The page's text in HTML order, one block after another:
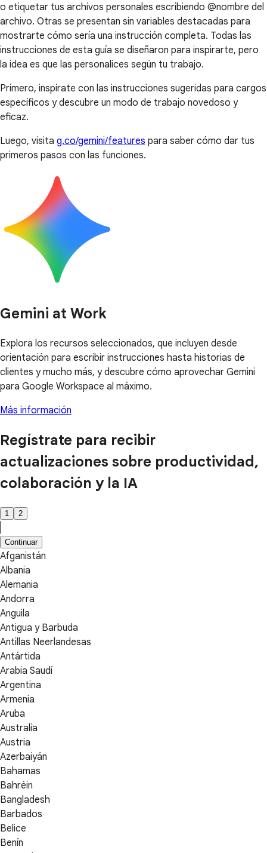
o etiquetar tus archivos personales escribiendo @nombre del
archivo. Otras se presentan sin variables destacadas para
mostrarte cómo sería una instrucción completa. Todas las
instrucciones de esta guía se diseñaron para inspirarte, pero
la idea es que las personalices según tu trabajo.
Primero, inspírate con las instrucciones sugeridas para cargos
específicos y descubre un modo de trabajo novedoso y
eficaz.
Luego, visita g.co/gemini/features para saber cómo dar tus
primeros pasos con las funciones.
Gemini at Work
Explora los recursos seleccionados, que incluyen desde
orientación para escribir instrucciones hasta historias de
clientes y mucho más, y descubre cómo aprovechar Gemini
para Google Workspace al máximo.
Más información
Regístrate para recibir
actualizaciones sobre productividad,
colaboración y la IA
1 2
Continuar
Afganistán
Albania
Alemania
Andorra
Anguila
Antigua y Barbuda
Antillas Neerlandesas
Antártida
Arabia Saudí
Argentina
Armenia
Aruba
Australia
Austria
Azerbaiyán
Bahamas
Bahréin
Bangladesh
Barbados
Belice
Benín